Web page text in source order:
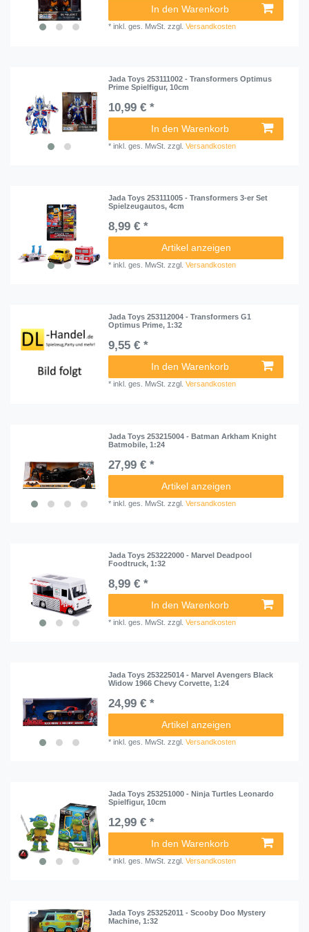
In den Warenkorb
*inkl. ges. MwSt. zzgl.Versandkosten
Jada Toys 253111002 - Transformers Optimus
Prime Spielfigur, 10cm
10,99 € *
In den Warenkorb
*inkl. ges. MwSt. zzgl.Versandkosten
Jada Toys 253111005 - Transformers 3-er Set
Spielzeugautos, 4cm
8,99 € *
Artikel anzeigen
*inkl. ges. MwSt. zzgl.Versandkosten
Jada Toys 253112004 - Transformers G1
Optimus Prime, 1:32
9,55 € *
In den Warenkorb
*inkl. ges. MwSt. zzgl.Versandkosten
Jada Toys 253215004 - Batman Arkham Knight
Batmobile, 1:24
27,99 € *
Artikel anzeigen
*inkl. ges. MwSt. zzgl.Versandkosten
Jada Toys 253222000 - Marvel Deadpool
Foodtruck, 1:32
8,99 € *
In den Warenkorb
*inkl. ges. MwSt. zzgl.Versandkosten
Jada Toys 253225014 - Marvel Avengers Black
Widow 1966 Chevy Corvette, 1:24
24,99 € *
Artikel anzeigen
*inkl. ges. MwSt. zzgl.Versandkosten
Jada Toys 253251000 - Ninja Turtles Leonardo
Spielfigur, 10cm
12,99 € *
In den Warenkorb
*inkl. ges. MwSt. zzgl.Versandkosten
Jada Toys 253252011 - Scooby Doo Mystery
Machine, 1:32